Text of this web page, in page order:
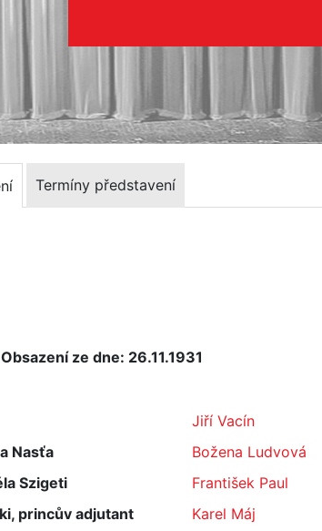
Termíny představení
Obsazení ze dne: 26.11.1931
Jiří Vacín
Nasťa
Božena Ludvová
Szigeti
František Paul
princův adjutant
Karel Máj